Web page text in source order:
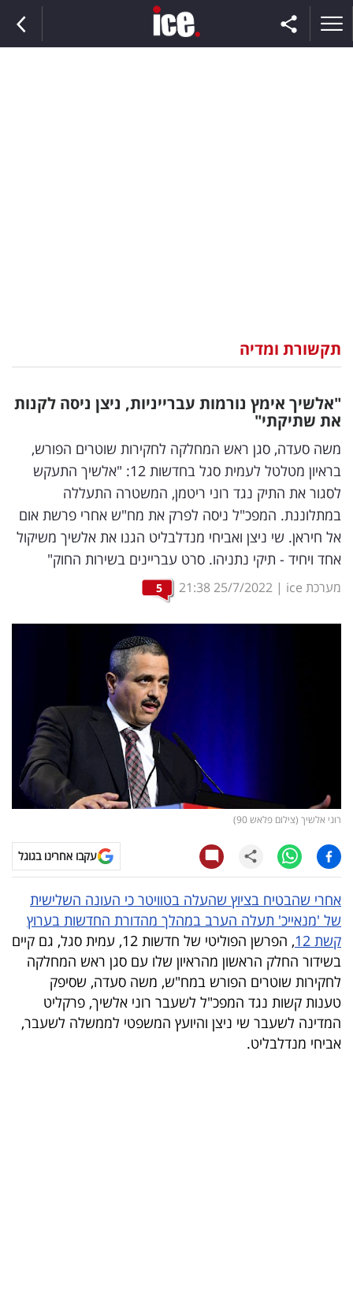
וצרכנות
דיגיטל
וטק
שיווק
ופרסום
משפט
מדדים
טלוויזיה
עסקי
ספורט
קריירה
ולימודים
מינויים
רייטינג
רכב
תקשורת ומדיה
"אלשיך אימץ נורמות עברייניות, ניצן ניסה לקנות
את שתיקתי"
משה סעדה, סגן ראש המחלקה לחקירות שוטרים הפורש,
בראיון מטלטל לעמית סגל בחדשות 12: "אלשיך התעקש
לסגור את התיק נגד רוני ריטמן, המשטרה התעללה
במתלוננת. המפכ"ל ניסה לפרק את מח"ש אחרי פרשת אום
אל חיראן. שי ניצן ואביחי מנדלבליט הגנו את אלשיך משיקול
אחד ויחיד - תיקי נתניהו. סרט עבריינים בשירות החוק"
מערכת ice |
25/7/2022
21:38
5
רוני אלשיך (צילום פלאש 90)
עקבו אחרינו בגוגל
אחרי שהבטיח בציוץ שהעלה בטוויטר כי העונה השלישית
של 'מנאייכ' תעלה הערב במהלך מהדורת החדשות בערוץ
קשת 12
, הפרשן הפוליטי של חדשות 12, עמית סגל, גם קיים
בשידור החלק הראשון מהראיון שלו עם סגן ראש המחלקה
לחקירות שוטרים הפורש במח"ש, משה סעדה, שסיפק
טענות קשות נגד המפכ"ל לשעבר רוני אלשיך, פרקליט
המדינה לשעבר שי ניצן והיועץ המשפטי לממשלה לשעבר,
אביחי מנדלבליט.